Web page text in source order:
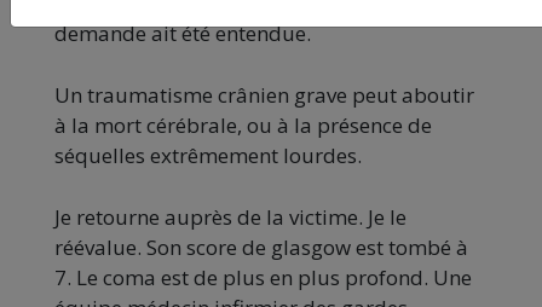
demande ait été entendue.
Un traumatisme crânien grave peut aboutir
à la mort cérébrale, ou à la présence de
séquelles extrêmement lourdes.
Je retourne auprès de la victime. Je le
réévalue. Son score de glasgow est tombé à
7. Le coma est de plus en plus profond. Une